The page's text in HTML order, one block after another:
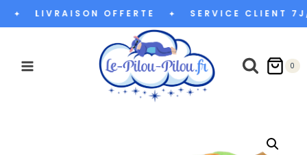
Aller
au
✦ LIVRAISON OFFERTE ✦ SERVICE CLIENT
0